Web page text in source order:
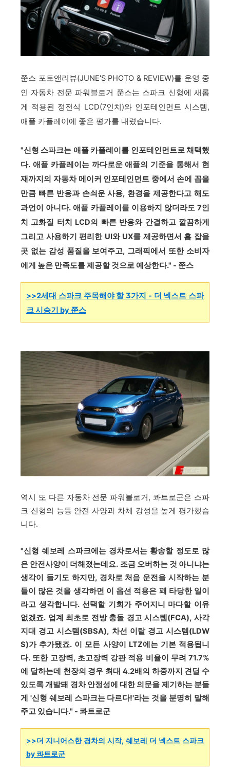
쭌스 포토앤리뷰(JUNE'S PHOTO & REVIEW)를 운영 중
인 자동차 전문 파워블로거 쭌스는 스파크 신형에 새롭
게 적용된 정전식 LCD(7인치)와 인포테인먼트 시스템,
애플 카플레이에 좋은 평가를 내렸습니다.
"신형 스파크는 애플 카플레이를 인포테인먼트로 채택했
다. 애플 카플레이는 까다로운 애플의 기준을 통해서 현
재까지의 자동차 메이커 인포테인먼트 중에서 손에 꼽을
만큼 빠른 반응과 손쇠운 사용, 환경을 제공한다고 해도
과언이 아니다. 애플 카플레이를 이용하지 않더라도 7인
치 고화질 터치 LCD의 빠른 반응와 간결하고 깔끔하게
그리고 사용하기 편리한 UI와 UX를 제공하면서 흠 잡을
곳 없는 감성 품질을 보여주고, 그래픽에서 또한 소비자
에게 높은 만족도를 제공할 것으로 예상한다." - 쭌스
>>2세대 스파크 주목해야 할 3가지 - 더 넥스트 스파
크 시승기 by 쭌스
역시 또 다른 자동차 전문 파워블로거, 콰트로군은 스파
크 신형의 능동 안전 사양과 차체 강성을 높게 평가했습
니다.
"신형 쉐보레 스파크에는 경차로서는 황송할 정도로 많
은 안전사양이 더해졌는데요. 조금 오버하는 것 아니냐는
생각이 들기도 하지만, 경차로 처음 운전을 시작하는 분
들이 많은 것을 생각하면 이 옵션 적용은 꽤 타당한 일이
라고 생각합니다. 선택할 기회가 주어지니 마다할 이유
없겠죠. 업계 최초로 전방 충돌 경고 시스템(FCA), 사각
지대 경고 시스템(SBSA), 차선 이탈 경고 시스템(LDW
S)가 추가됐죠. 이 모든 사양이 LTZ에는 기본 적용됩니
다. 또한 고장력, 초고장력 강판 적용 비율이 무려 71.7%
에 달하는데 천장의 경우 최대 4.2배의 하중까지 견딜 수
있도록 개발돼 경차 안정성에 대한 의문을 제기하는 분들
게 '신형 쉐보레 스파크는 다르다!'라는 것을 분명히 말해
주고 있습니다." - 콰트로군
>>더 지니어스한 경차의 시작, 쉐보레 더 넥스트 스파크
by 콰트로군